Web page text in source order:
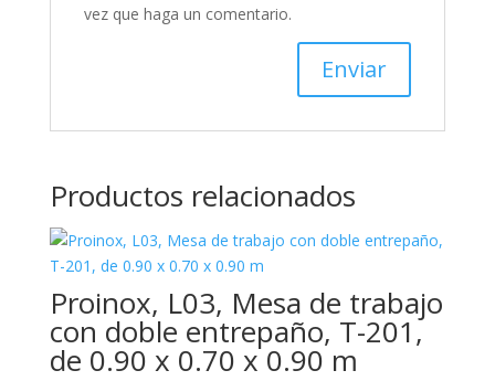
vez que haga un comentario.
Productos relacionados
Proinox, L03, Mesa de trabajo
con doble entrepaño, T-201,
de 0.90 x 0.70 x 0.90 m